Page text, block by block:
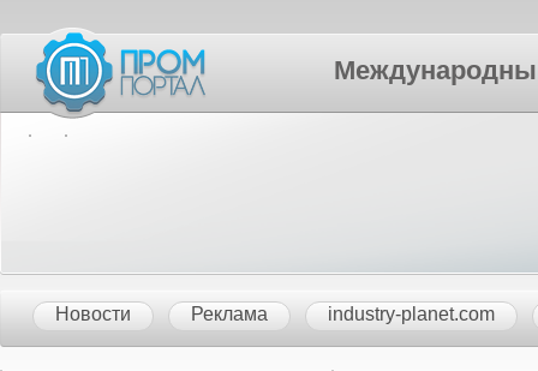
Международный
Новости Реклама industry-planet.com